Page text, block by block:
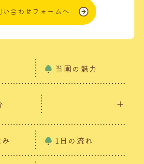
い合わせフォームへ
当園の魅力
1日の流れ